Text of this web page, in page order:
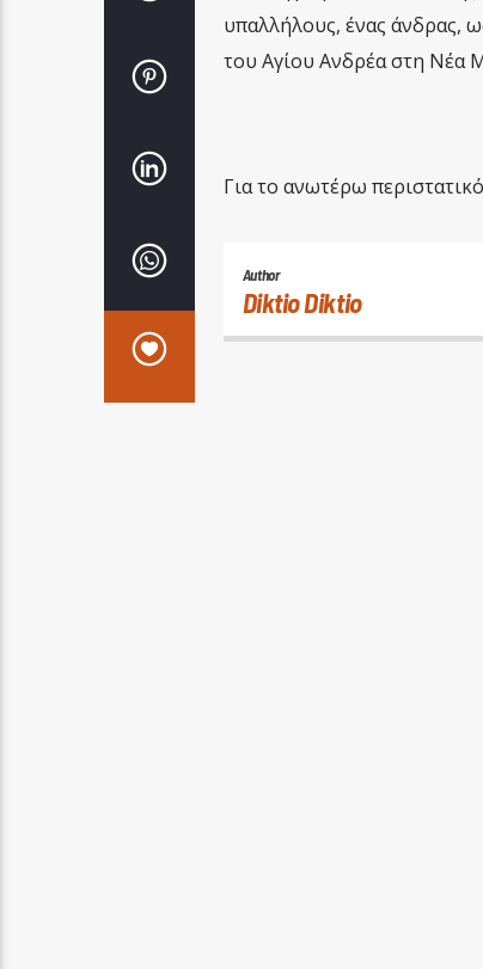
υπαλλήλους, ένας άνδρας,
του Αγίου Ανδρέα στη Νέα
Για το ανωτέρω
Author
Diktio Diktio